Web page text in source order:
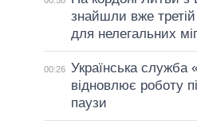
знайшли вже
для нелегальних
00:26 Українська служба
відновлює роботу
паузи